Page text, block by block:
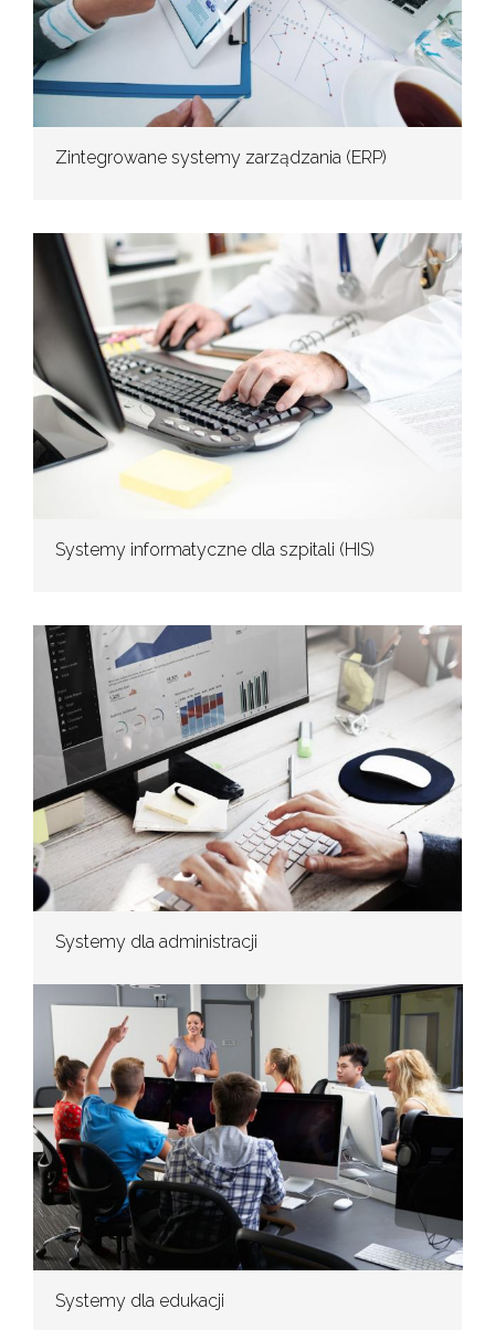
Zintegrowane systemy zarządzania (ERP)
Systemy informatyczne dla szpitali (HIS)
Systemy dla administracji
Systemy dla edukacji